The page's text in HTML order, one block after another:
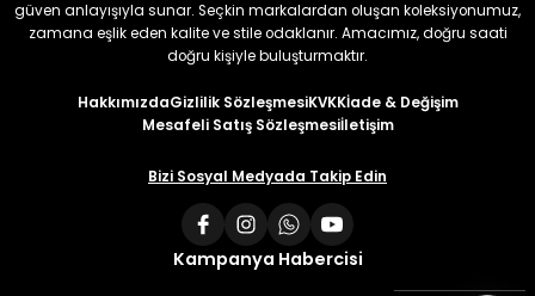
güven anlayışıyla sunar. Seçkin markalardan oluşan koleksiyonumuz,
zamana eşlik eden kalite ve stile odaklanır. Amacımız, doğru saati
doğru kişiyle buluşturmaktır.
HakkımızdaGizlilik SözleşmesiKVKKİade & Değişim
Mesafeli Satış Sözleşmesiİletişim
Bizi Sosyal Medyada Takip Edin
Kampanya Habercisi